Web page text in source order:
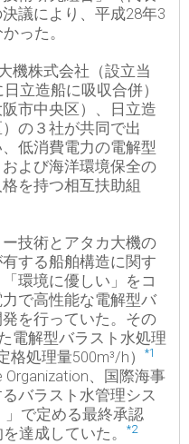
議により、平成28年3
った。
機株式会社（設立当
立造船に吸収合併）
市中央区）、日立造
の３社が共同で出
低消費電力の電解型
よび海洋環境保全の
を持つ相互扶助組
技術とアタカ大機の
する船舶構造に関す
環境に優しい」をコ
で高性能な電解型バ
を行っていた。その
電解型バラスト水処理
格処理量500m³/h）
*1
Organization、国際海事
バラスト水管理シス
」で定める最終承認
達成していた。
*2